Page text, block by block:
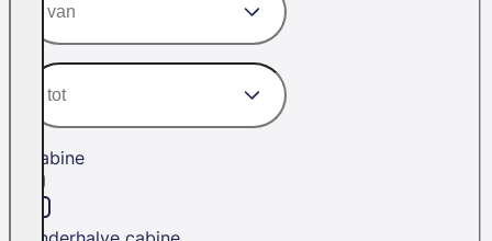
Cabine